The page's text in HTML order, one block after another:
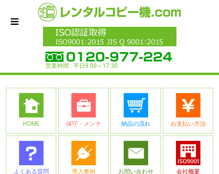
営業時間 : 平日9:00～17:30
HOME 保守・メンテ 納品の流れ お支払い方法
よくある質問 導入事例 お問い合わせ 会社概要